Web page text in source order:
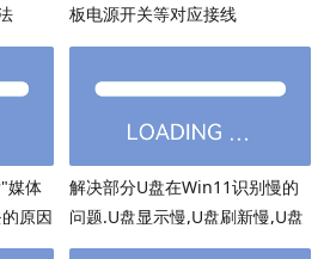
板电源开关等对应接线
媒体
原因
解决部分U盘在Win11识别慢的
问题.U盘显示慢,U盘刷新慢,U盘
加载慢